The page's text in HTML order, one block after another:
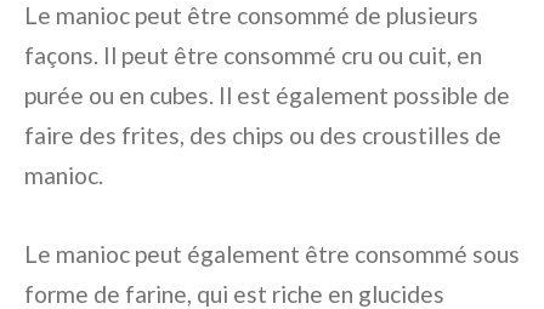
Le manioc peut être consommé de plusieurs
façons. Il peut être consommé cru ou cuit, en
purée ou en cubes. Il est également possible de
faire des frites, des chips ou des croustilles de
manioc.
Le manioc peut également être consommé sous
forme de farine, qui est riche en glucides